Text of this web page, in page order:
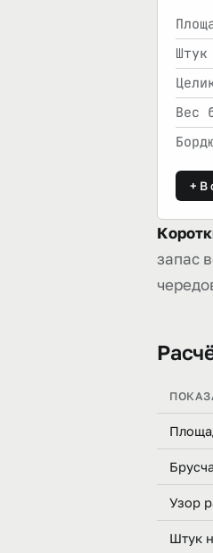
Вес
+ В
запас
Узор
Штук